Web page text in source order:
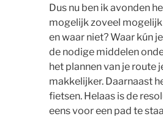
Dus nu ben ik avonden
mogelijk zoveel
en waar niet? Waar kún
de nodige middelen
het plannen van je route
makkelijker. Daarnaast
fietsen. Helaas is de
eens voor een pad te